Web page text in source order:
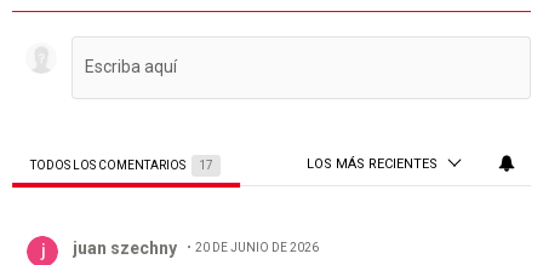
TODOS LOS COMENTARIOS 17 LOS MÁS RECIENTES
juan szechny 20 DE JUNIO DE 2026